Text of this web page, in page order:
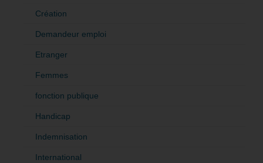
Création
Demandeur emploi
Etranger
Femmes
fonction publique
Handicap
Indemnisation
International